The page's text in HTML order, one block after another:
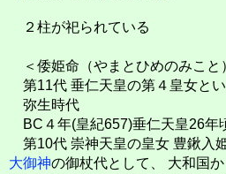
２柱が祀られている
＜倭姫命（やまとひめのみこと
第11代 垂仁天皇の第４皇女と
弥生時代
BC４年(皇紀657)垂仁天皇26年
第10代 崇神天皇の皇女 豊鍬入
大御神の御杖代として、
大和国